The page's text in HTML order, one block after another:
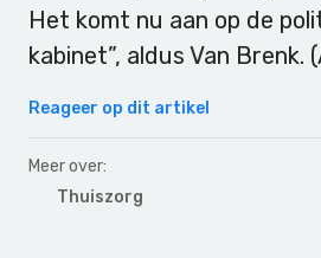
Het komt nu aan op de
kabinet”, aldus Van Brenk.
Reageer op dit artikel
Meer over:
Thuiszorg